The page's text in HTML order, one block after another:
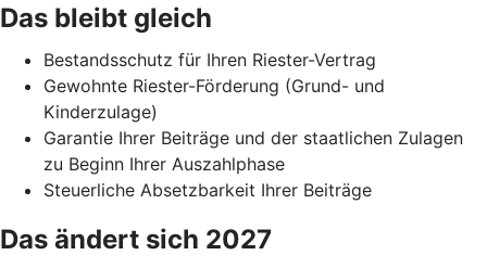
Das bleibt gleich
Bestandsschutz für Ihren Riester-Vertrag
Gewohnte Riester-Förderung (Grund- und
Kinderzulage)
Garantie Ihrer Beiträge und der staatlichen Zulagen
zu Beginn Ihrer Auszahlphase
Steuerliche Absetzbarkeit Ihrer Beiträge
Das ändert sich 2027